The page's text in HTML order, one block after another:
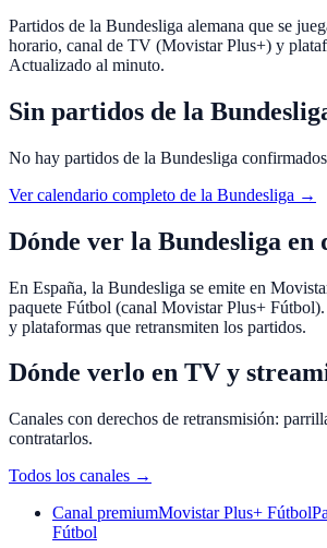
Partidos de la Bundesliga alemana que se
horario, canal de TV (Movistar Plus+) y
Actualizado al minuto.
Sin partidos de la
No hay partidos de la Bundesliga
Ver calendario completo de la Bundesliga →
Dónde ver la Bundesliga en
En España, la Bundesliga se emite en
paquete Fútbol (canal Movistar Plus+ Fútbol).
y plataformas que retransmiten los partidos.
Dónde verlo en TV y
Canales con derechos de retransmisión:
contratarlos.
Todos los canales →
Canal premiumMovistar Plus+ Fútbol
Fútbol